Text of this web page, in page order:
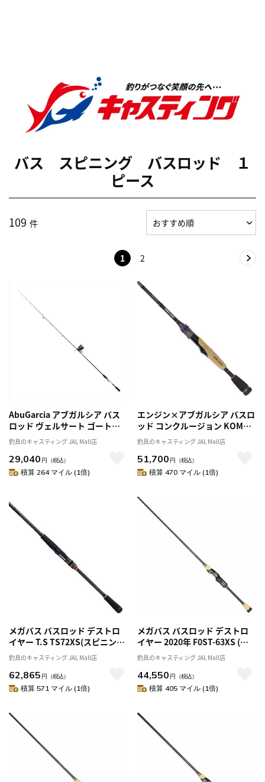
バス スピニング バスロッド １
ピース
109 件
1 2
AbuGarcia アブガルシア バス
ロッド ヴェルサート ゴート
VGS-610MS (スピニング･1ピー
ス)
釣具のキャスティング JAL Mall店
29,040 円 （税込）
積算 264 マイル (1倍)
エンジン×アブガルシア バスロ
ッド コンクルージョン KOMS-
64LS (スピニング 1ピース)
釣具のキャスティング JAL Mall店
51,700 円 （税込）
積算 470 マイル (1倍)
メガバス バスロッド デストロ
イヤー T.S TS72XS(スピニング
1ピース)
釣具のキャスティング JAL Mall店
62,865 円 （税込）
積算 571 マイル (1倍)
メガバス バスロッド デストロ
イヤー 2020年 F0ST-63XS (ス
ピニング 1ピース)
釣具のキャスティング JAL Mall店
44,550 円 （税込）
積算 405 マイル (1倍)